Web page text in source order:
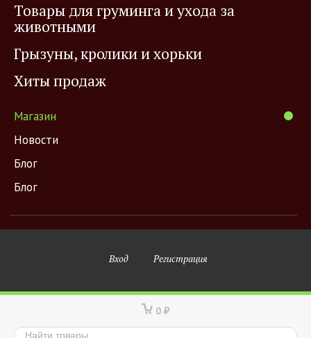
Товары для груминга и ухода за
животными
Грызуны, кролики и хорьки
Хиты продаж
Магазин
Новости
Блог
Блог
Вход Регистрация
0 ₽